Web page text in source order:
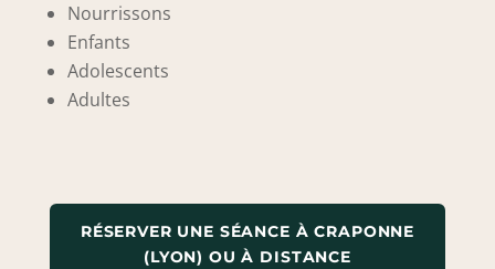
Nourrissons
Enfants
Adolescents
Adultes
RÉSERVER UNE SÉANCE À CRAPONNE
(LYON) OU À DISTANCE